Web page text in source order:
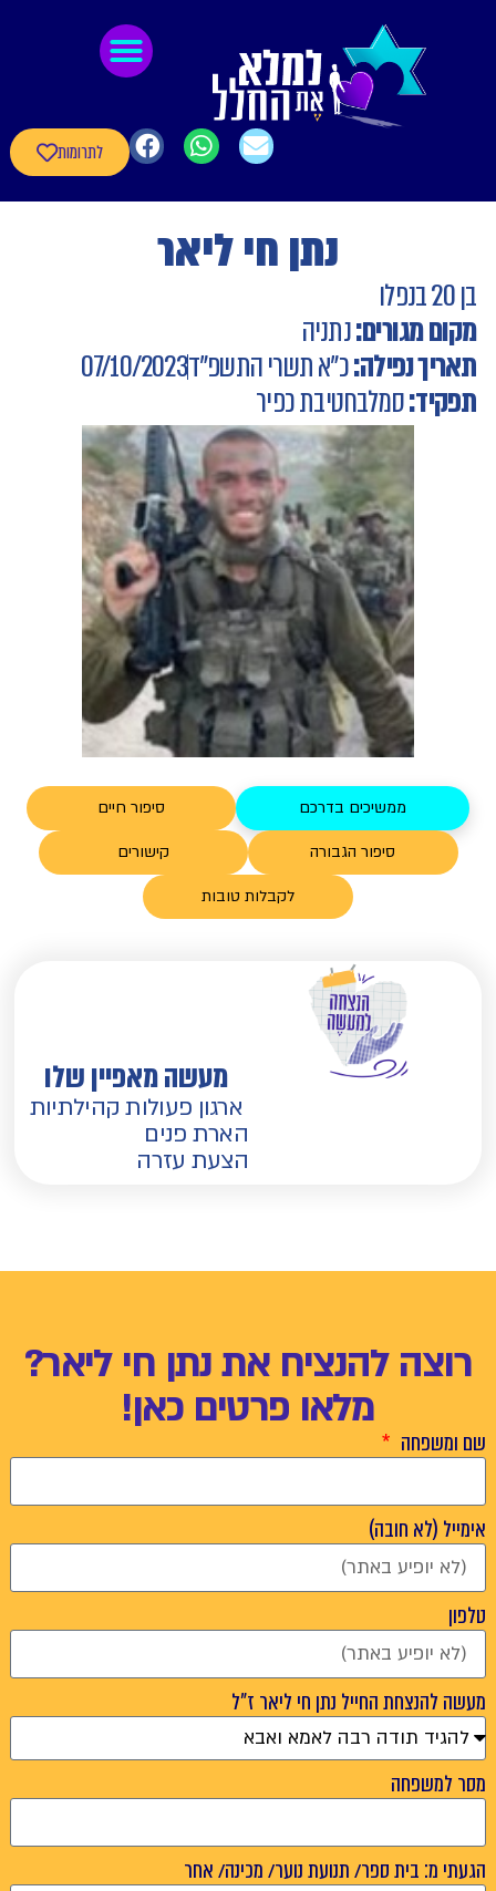
לתרומות
נתן חי ליאר
בן 20 בנפלו
מקום מגורים:נתניה
תאריך נפילה:כ"א תשרי התשפ"ד07/10/2023
תפקיד:סמלבחטיבת כפיר
ממשיכים בדרכם סיפור חיים
סיפור הגבורה קישורים
לקבלות טובות
מעשה מאפיין שלו
ארגון פעולות קהילתיות
הארת פנים
הצעת עזרה
רוצה להנציח את נתן חי ליאר?
מלאו פרטים כאן!
שם ומשפחה
אימייל (לא חובה)
טלפון
מעשה להנצחת החייל נתן חי ליאר ז"ל
מסר למשפחה
הגעתי מ: בית ספר/ תנועת נוער/ מכינה/ אחר